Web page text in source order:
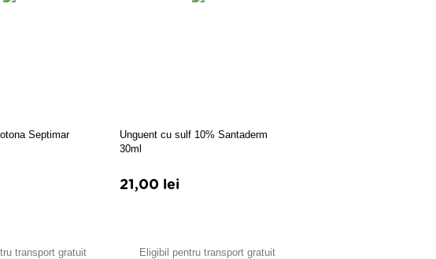
Septimar
transport gratuit
Unguent cu sulf 10% Santaderm
30ml
21,00 lei
Eligibil pentru transport gratuit